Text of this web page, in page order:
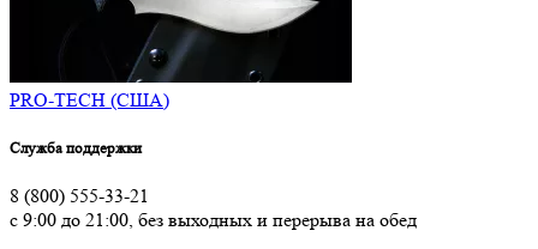
PRO-TECH (США)
Служба поддержки
8 (800) 555-33-21
с 9:00 до 21:00, без выходных и перерыва на обед